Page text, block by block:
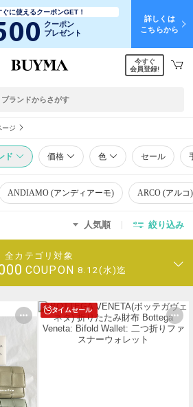
に使えるクーポンGET！
クーポン
プレゼント
詳しくは
こちらから
今すぐ
会員登録!
ージ
ド 価格 色 セール
ANDIAMO (アンディアーモ) ARCO (アルコ)
人気順 絞り込み
全カテゴリ対象
COUPON 8.12(水)迄
タイムセール